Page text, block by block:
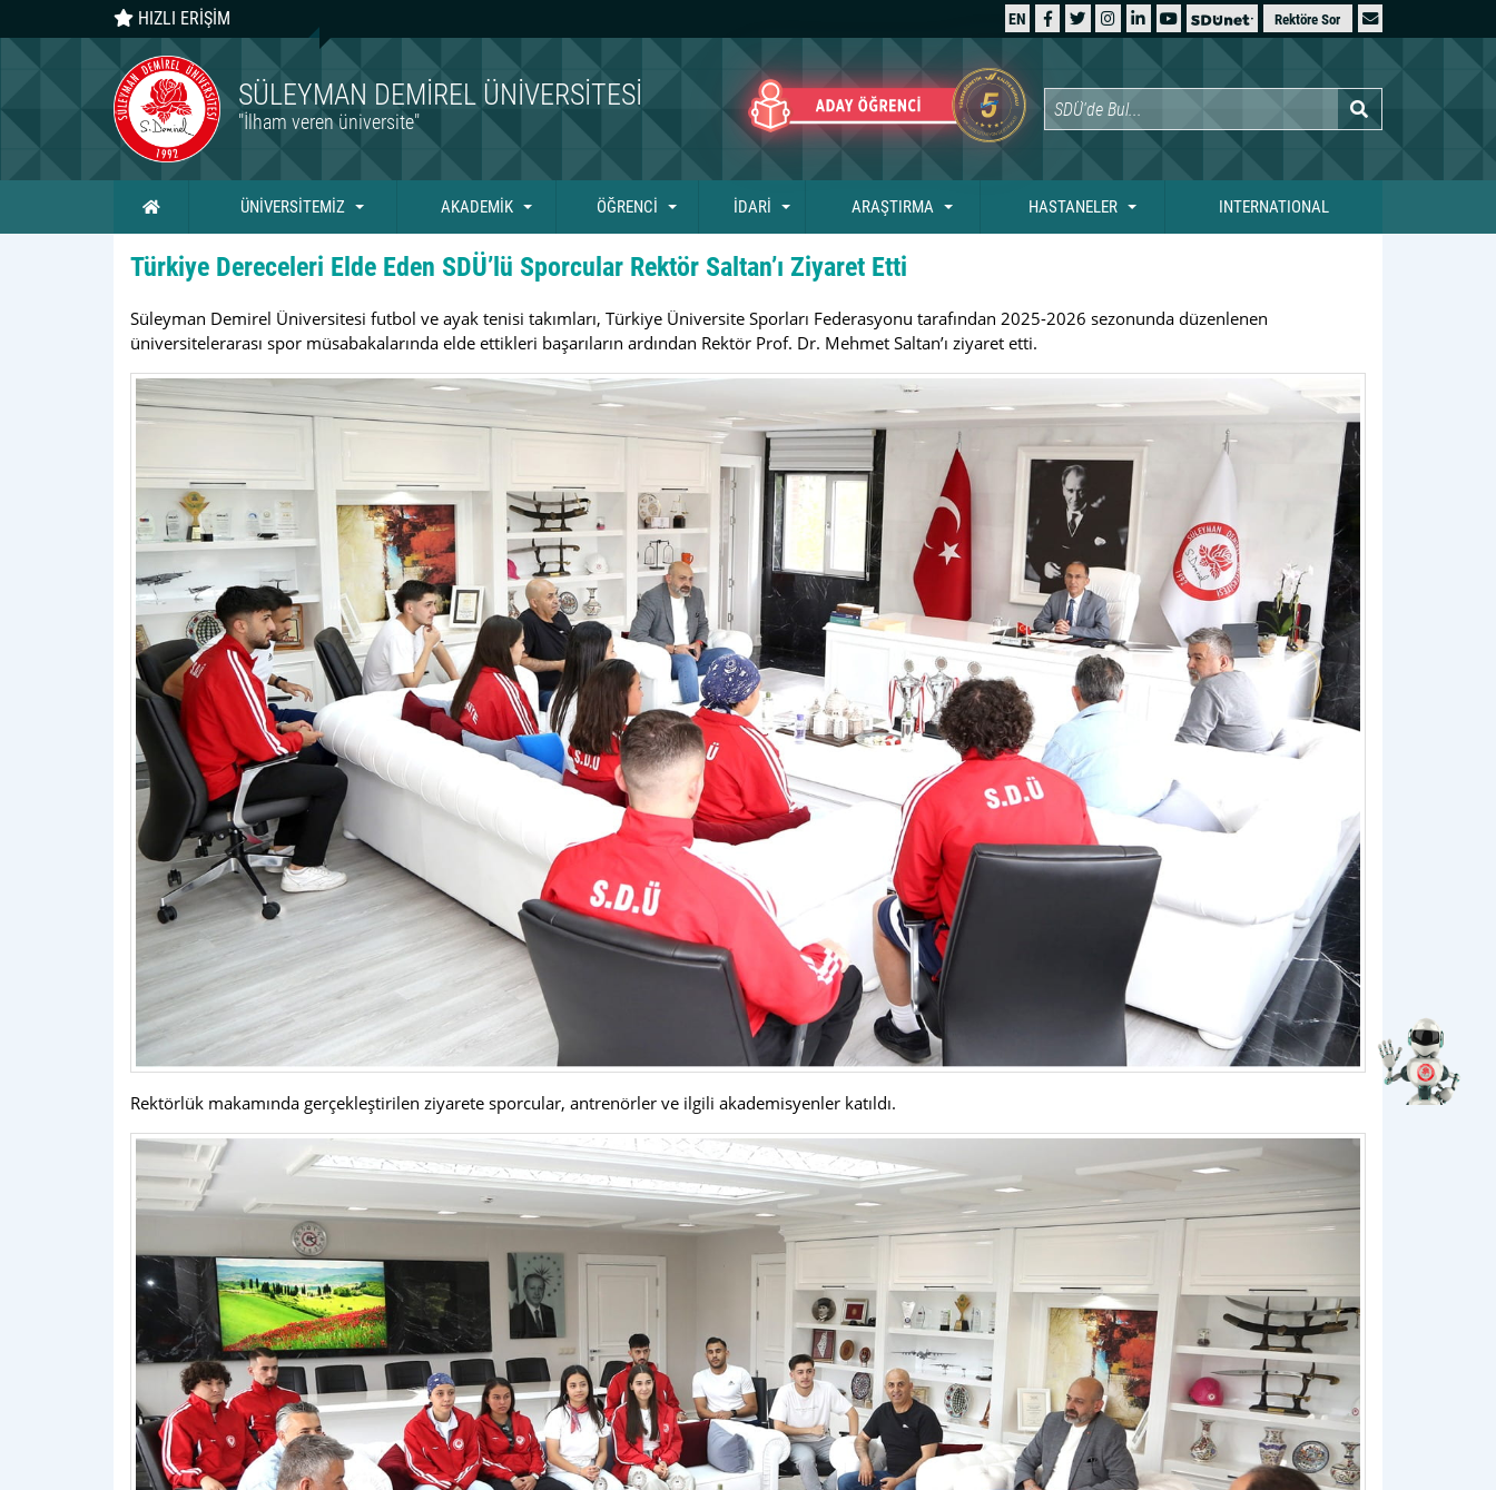
HIZLI ERİŞİM EN Rektöre Sor
SÜLEYMAN DEMIREL ÜNIVERSITESI
"İlham veren üniversite"
Ana Sayfa ÜNİVERSİTEMİZ AKADEMİK ÖĞRENCİ İDARİ ARAŞTIRMA HASTANELER INTERNATIONAL
Türkiye Dereceleri Elde Eden SDÜ’lü Sporcular Rektör Saltan’ı Ziyaret Etti
Süleyman Demirel Üniversitesi futbol ve ayak tenisi takımları, Türkiye Üniversite Sporları Federasyonu tarafından 2025-2026 sezonunda düzenlenen
üniversitelerarası spor müsabakalarında elde ettikleri başarıların ardından Rektör Prof. Dr. Mehmet Saltan’ı ziyaret etti.
Rektörlük makamında gerçekleştirilen ziyarete sporcular, antrenörler ve ilgili akademisyenler katıldı.